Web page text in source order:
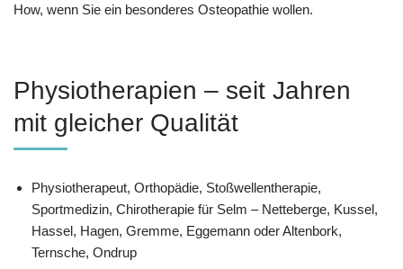
How, wenn Sie ein besonderes Osteopathie wollen.
Physiotherapien – seit Jahren
mit gleicher Qualität
Physiotherapeut, Orthopädie, Stoßwellentherapie,
Sportmedizin, Chirotherapie für Selm – Netteberge, Kussel,
Hassel, Hagen, Gremme, Eggemann oder Altenbork,
Ternsche, Ondrup